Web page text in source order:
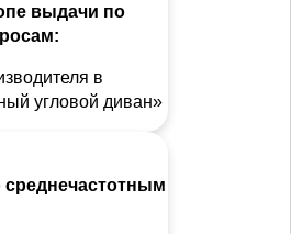
выдачи по
в
угловой диван»